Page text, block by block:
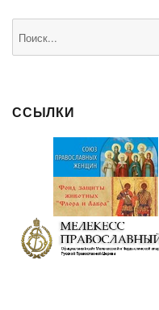
ССЫЛКИ